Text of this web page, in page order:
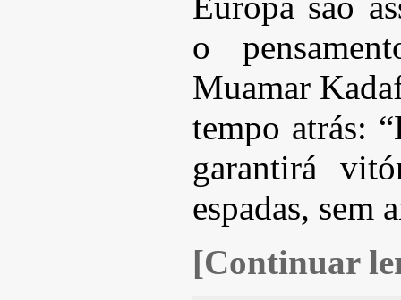
o
Muamar
tempo atrás:
garantirá
espadas, sem
[Continuar